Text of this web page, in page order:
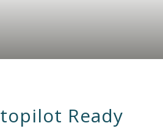
Ready